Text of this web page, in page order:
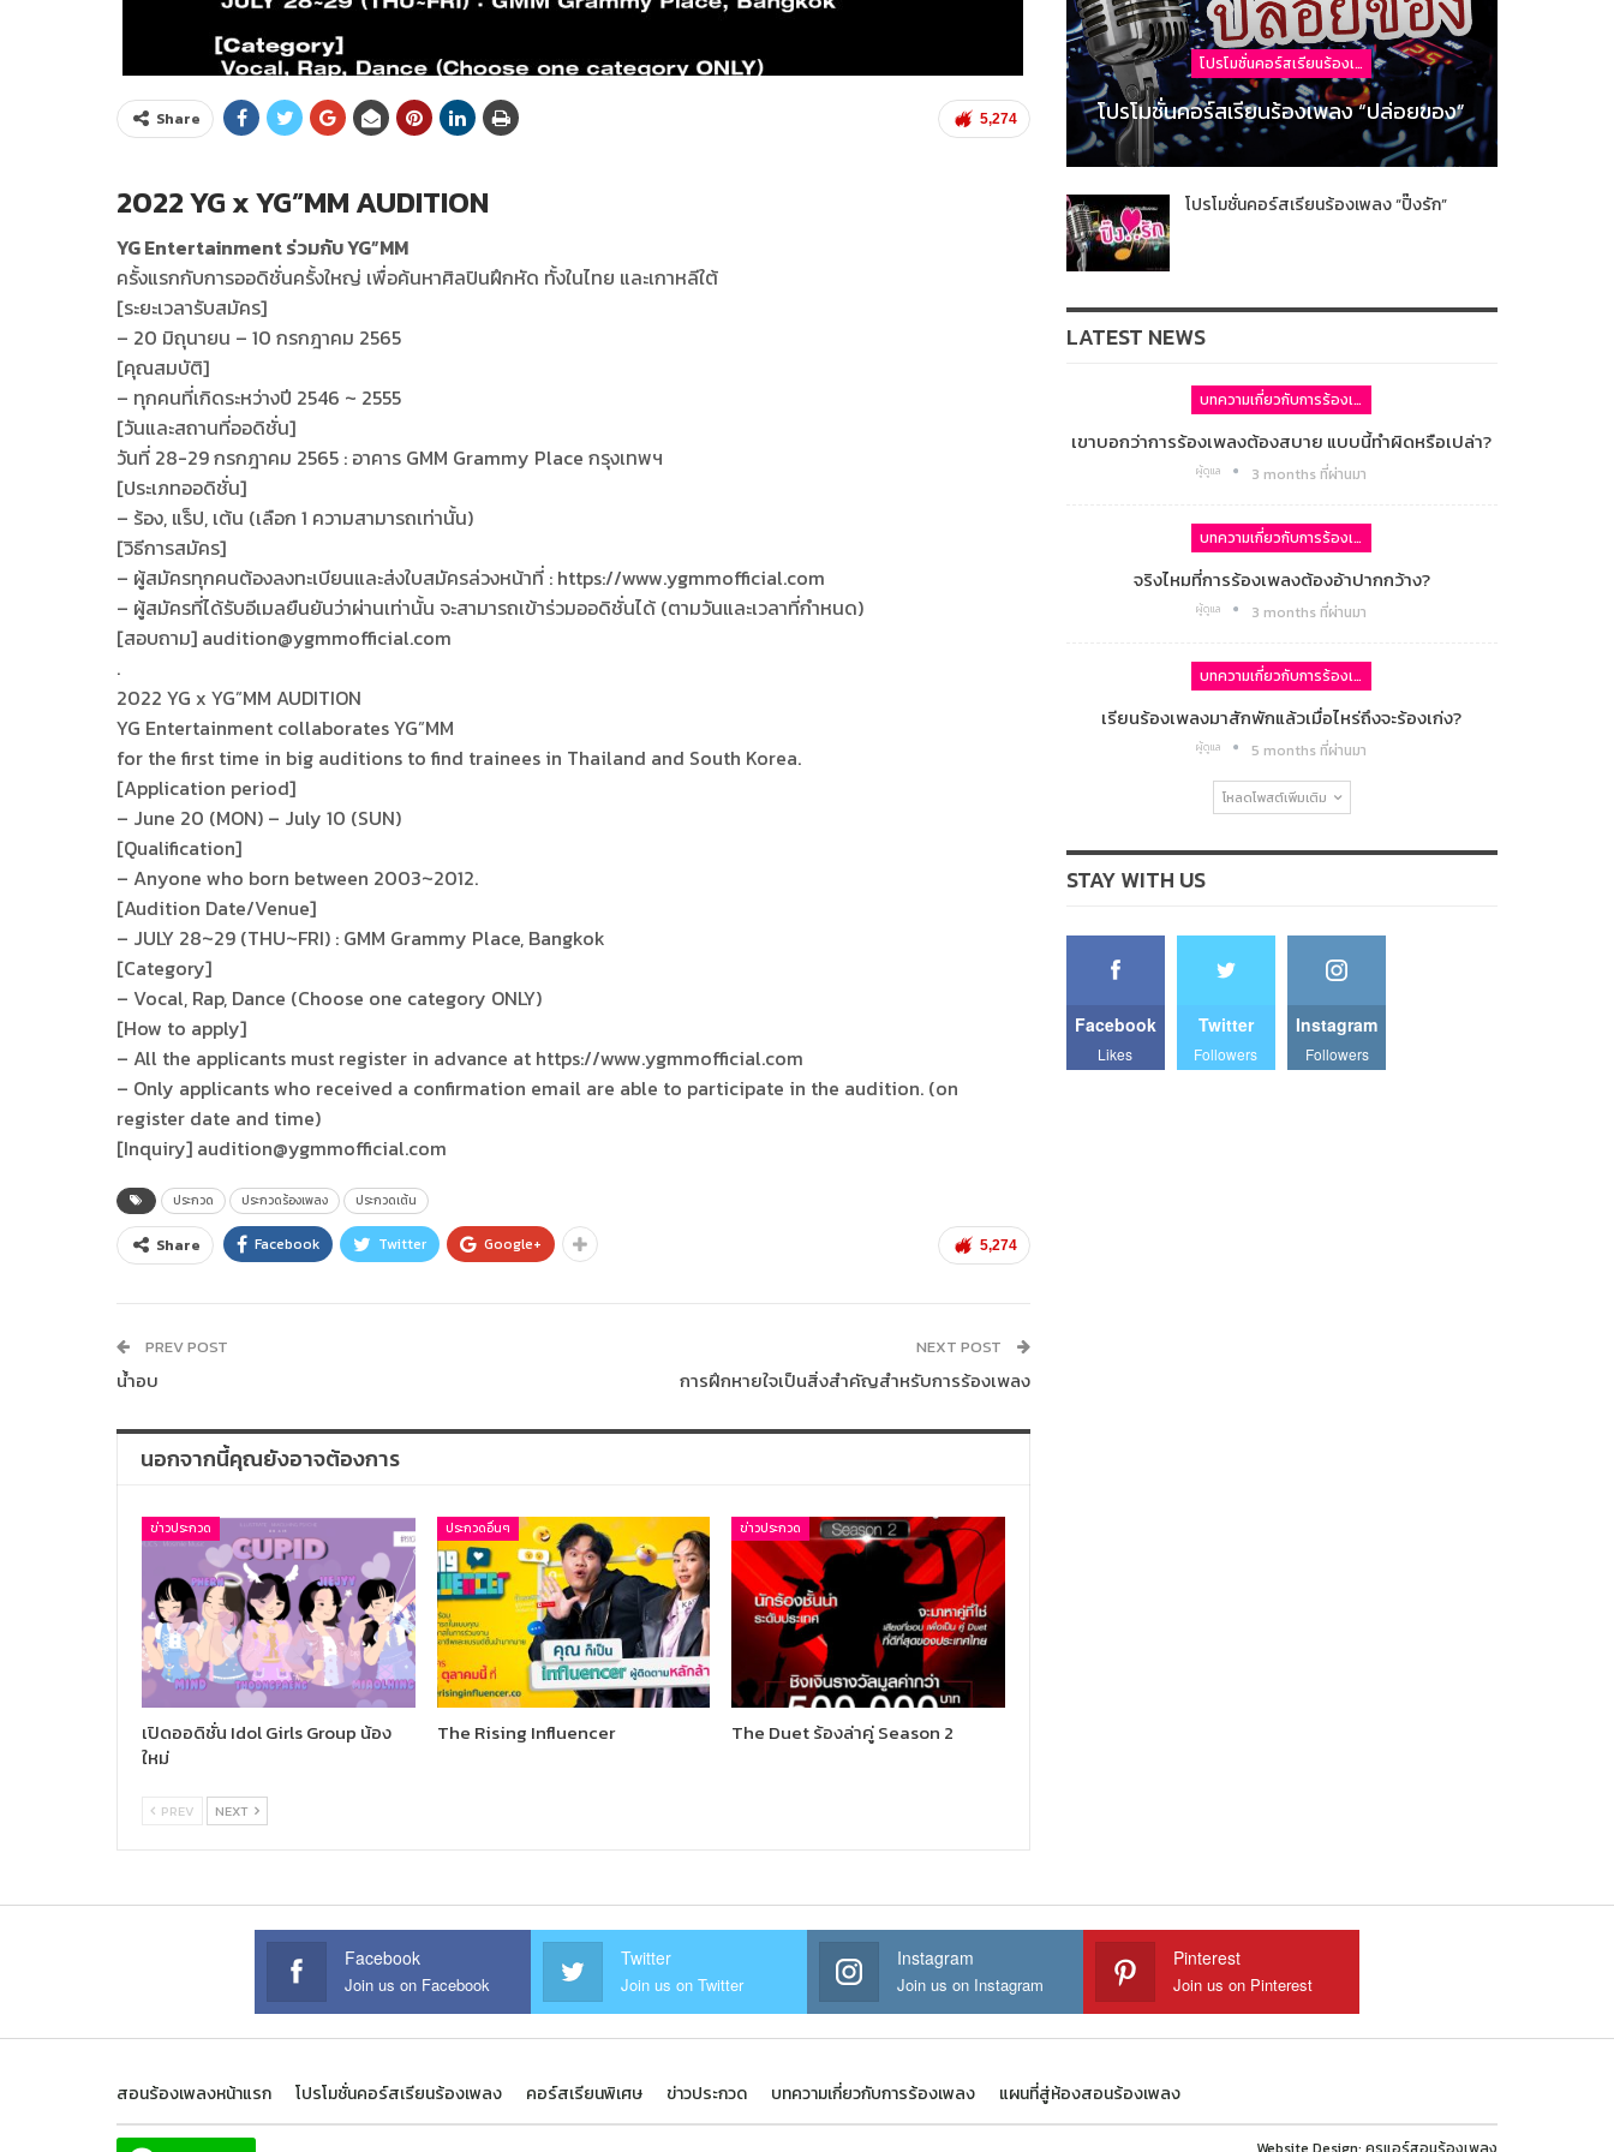
5,274
Share
2022 YG x YG”MM AUDITION
YG Entertainment ร่วมกับ YG”MM
ครั้งแรกกับการออดิชั่นครั้งใหญ่ เพื่อค้นหาศิลปินฝึกหัด ทั้งในไทย และเกาหลีใต้
[ระยะเวลารับสมัคร]
– 20 มิถุนายน – 10 กรกฎาคม 2565
[คุณสมบัติ]
– ทุกคนที่เกิดระหว่างปี 2546 ~ 2555
[วันและสถานที่ออดิชั่น]
วันที่ 28-29 กรกฎาคม 2565 : อาคาร GMM Grammy Place กรุงเทพฯ
[ประเภทออดิชั่น]
– ร้อง, แร็ป, เต้น (เลือก 1 ความสามารถเท่านั้น)
[วิธีการสมัคร]
– ผู้สมัครทุกคนต้องลงทะเบียนและส่งใบสมัครล่วงหน้าที่ : https://www.ygmmofficial.com
– ผู้สมัครที่ได้รับอีเมลยืนยันว่าผ่านเท่านั้น จะสามารถเข้าร่วมออดิชั่นได้ (ตามวันและเวลาที่กำหนด)
[สอบถาม] audition@ygmmofficial.com
.
2022 YG x YG”MM AUDITION
YG Entertainment collaborates YG”MM
for the first time in big auditions to find trainees in Thailand and South Korea.
[Application period]
– June 20 (MON) – July 10 (SUN)
[Qualification]
– Anyone who born between 2003~2012.
[Audition Date/Venue]
– JULY 28~29 (THU~FRI) : GMM Grammy Place, Bangkok
[Category]
– Vocal, Rap, Dance (Choose one category ONLY)
[How to apply]
– All the applicants must register in advance at https://www.ygmmofficial.com
– Only applicants who received a confirmation email are able to participate in the audition. (on
register date and time)
[Inquiry] audition@ygmmofficial.com
ประกวด ประกวดร้องเพลง ประกวดเต้น
5,274
Share Facebook Twitter Google+
PREV POST
น้ำอบ
NEXT POST
การฝึกหายใจเป็นสิ่งสำคัญสำหรับการร้องเพลง
นอกจากนี้คุณยังอาจต้องการ
ข่าวประกวด
เปิดออดิชั่น Idol Girls Group น้อง
ใหม่
ประกวดอื่นๆ
The Rising Influencer
ข่าวประกวด
The Duet ร้องล่าคู่ Season 2
PREV NEXT
โปรโมชั่นคอร์สเรียนร้องเพลง
โปรโมชั่นคอร์สเรียนร้องเพลง “ปล่อยของ”
โปรโมชั่นคอร์สเรียนร้องเพลง “ปิ๊งรัก”
LATEST NEWS
บทความเกี่ยวกับการร้องเพลง
เขาบอกว่าการร้องเพลงต้องสบาย แบบนี้ทำผิดหรือเปล่า?
ผู้ดูแล 3 months ที่ผ่านมา
บทความเกี่ยวกับการร้องเพลง
จริงไหมที่การร้องเพลงต้องอ้าปากกว้าง?
ผู้ดูแล 3 months ที่ผ่านมา
บทความเกี่ยวกับการร้องเพลง
เรียนร้องเพลงมาสักพักแล้วเมื่อไหร่ถึงจะร้องเก่ง?
ผู้ดูแล 5 months ที่ผ่านมา
โหลดโพสต์เพิ่มเติม
STAY WITH US
Facebook
Likes
Twitter
Followers
Instagram
Followers
Facebook
Join us on Facebook
Twitter
Join us on Twitter
Instagram
Join us on Instagram
Pinterest
Join us on Pinterest
สอนร้องเพลงหน้าแรก โปรโมชั่นคอร์สเรียนร้องเพลง คอร์สเรียนพิเศษ ข่าวประกวด บทความเกี่ยวกับการร้องเพลง แผนที่สู่ห้องสอนร้องเพลง